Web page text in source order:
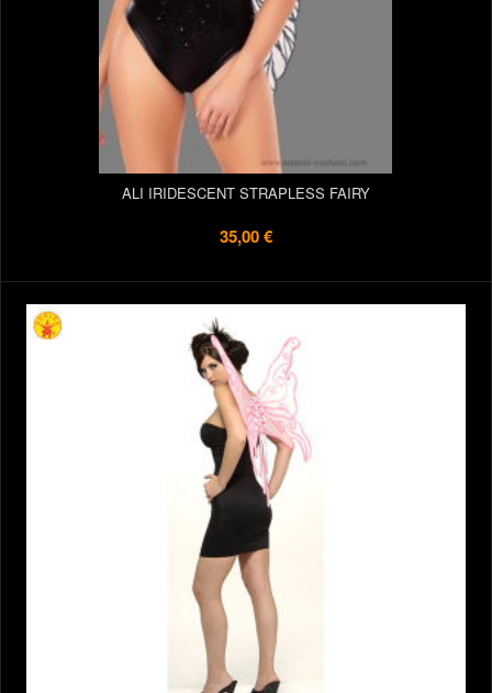
ALI IRIDESCENT STRAPLESS FAIRY
35,00 €